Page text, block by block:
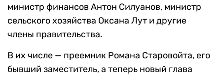
министр финансов Антон Силуанов, министр
сельского хозяйства Оксана Лут и другие
члены правительства.
В их числе — преемник Романа Старовойта, его
бывший заместитель, а теперь новый глава